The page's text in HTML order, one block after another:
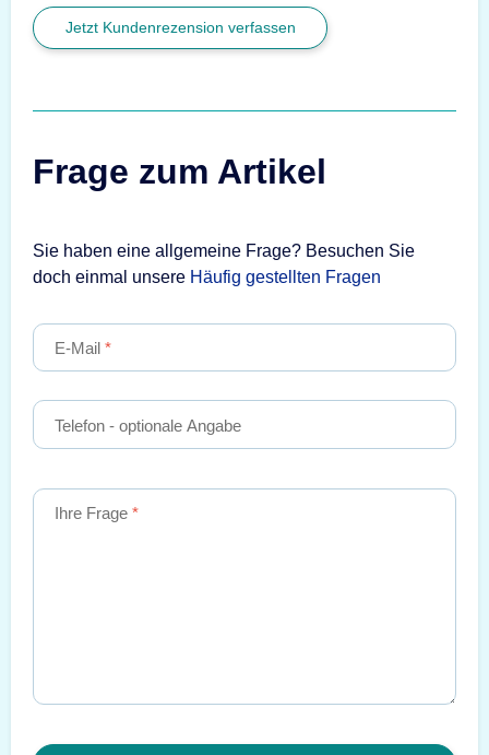
Jetzt Kundenrezension verfassen
Frage zum Artikel
Sie haben eine allgemeine Frage? Besuchen Sie
doch einmal unsere Häufig gestellten Fragen
E-Mail
Telefon - optionale Angabe
Ihre Frage